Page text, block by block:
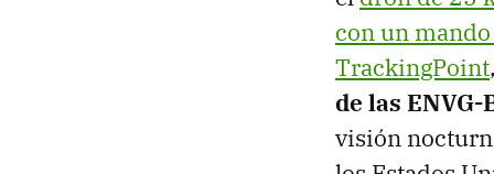
con un
TrackingPoint
de las
visión